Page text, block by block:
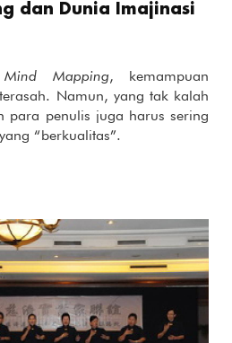
dan Dunia Imajinasi
Mind Mapping, kemampuan
Namun, yang tak kalah
para penulis juga harus sering
“berkualitas”.